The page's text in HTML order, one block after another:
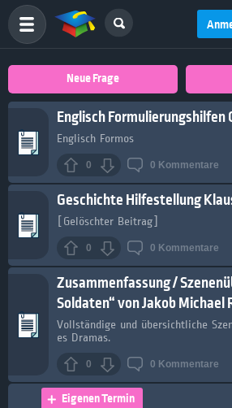
Neue Frage
Englisch Formulierungshilfen
Englisch Formos
0 0 Kommentare
Geschichte Hilfestellung
[Gelöschter Beitrag]
0 0 Kommentare
Zusammenfassung /
Soldaten“ von Jakob Michael
Vollständige und übersichtliche
es Dramas.
0 0 Kommentare
Eigenen Termin